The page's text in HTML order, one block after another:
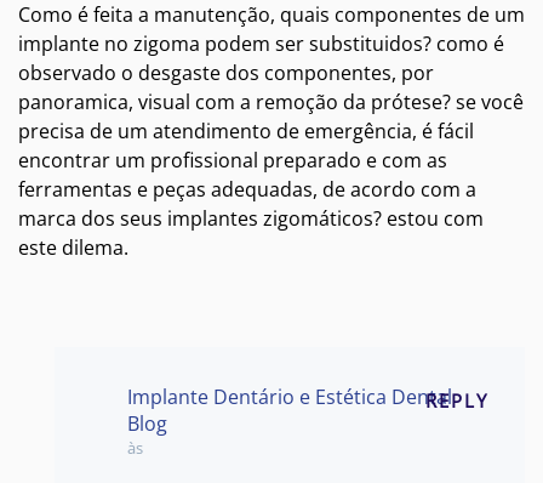
Como é feita a manutenção, quais componentes de um
implante no zigoma podem ser substituidos? como é
observado o desgaste dos componentes, por
panoramica, visual com a remoção da prótese? se você
precisa de um atendimento de emergência, é fácil
encontrar um profissional preparado e com as
ferramentas e peças adequadas, de acordo com a
marca dos seus implantes zigomáticos? estou com
este dilema.
Implante Dentário e Estética Dental
Blog
às
REPLY